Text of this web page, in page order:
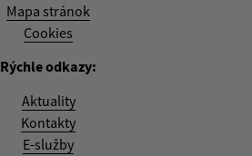
Mapa stránok
Cookies
Rýchle odkazy:
Aktuality
Kontakty
E-služby